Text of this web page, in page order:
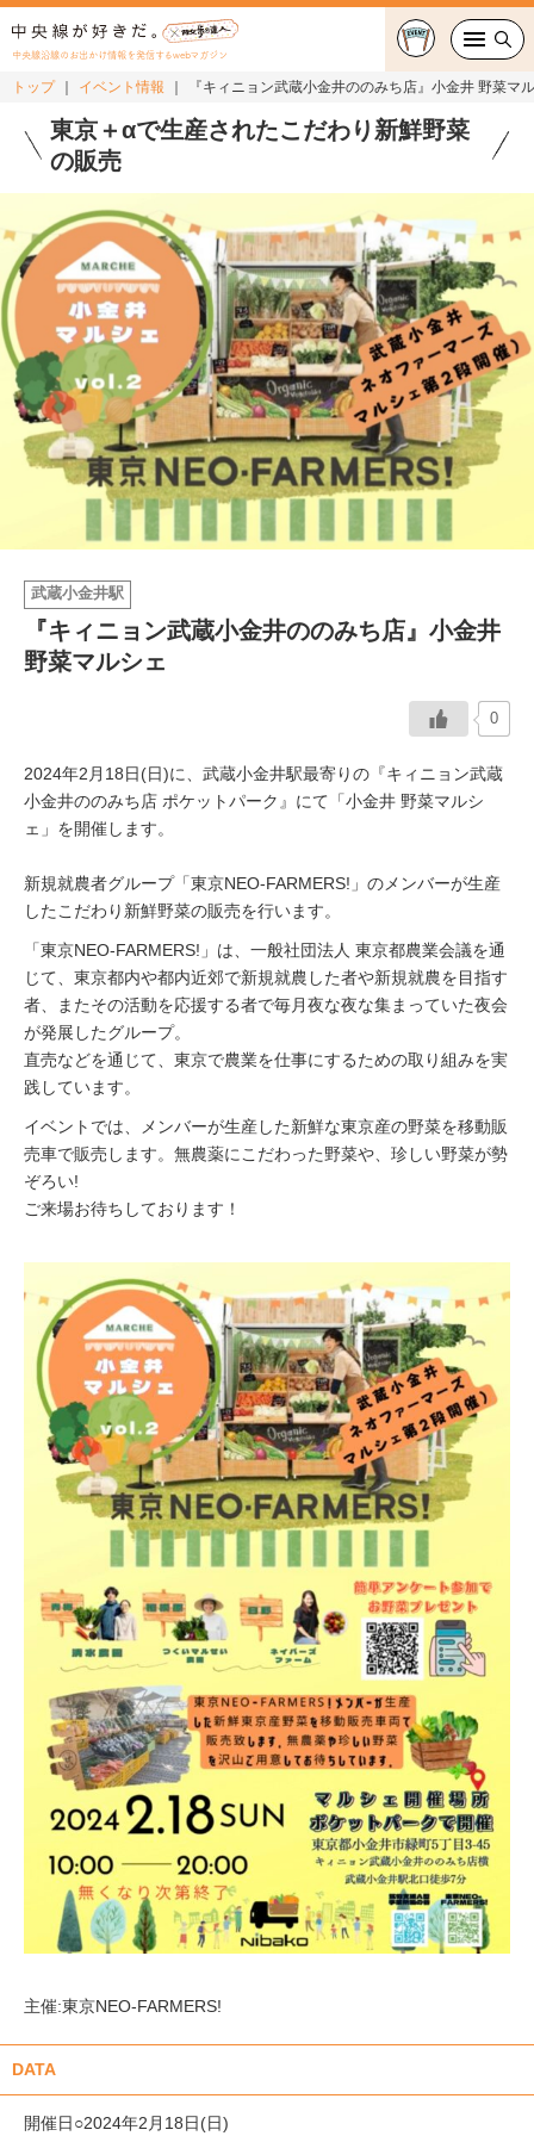
中央線沿線のお出かけ情報を発信するwebマガジン
グルメ・カフェ
おでかけ
ショッピング
中央線カルチャー
特集
連載
イベント情報
おしらせ
トップ イベント情報 『キィニョン武蔵小金井ののみち店』小金井 野菜マ
東京＋αで生産されたこだわり新鮮野菜
の販売
武蔵小金井駅
『キィニョン武蔵小金井ののみち店』小金井
野菜マルシェ
0
2024年2月18日(日)に、武蔵小金井駅最寄りの『キィニョン武蔵
小金井ののみち店 ポケットパーク』にて「小金井 野菜マルシ
ェ」を開催します。
新規就農者グループ「東京NEO-FARMERS!」のメンバーが生産
したこだわり新鮮野菜の販売を行います。
「東京NEO-FARMERS!」は、一般社団法人 東京都農業会議を通
じて、東京都内や都内近郊で新規就農した者や新規就農を目指す
者、またその活動を応援する者で毎月夜な夜な集まっていた夜会
が発展したグループ。
直売などを通じて、東京で農業を仕事にするための取り組みを実
践しています。
イベントでは、メンバーが生産した新鮮な東京産の野菜を移動販
売車で販売します。無農薬にこだわった野菜や、珍しい野菜が勢
ぞろい!
ご来場お待ちしております！
主催:東京NEO-FARMERS!
DATA
開催日○2024年2月18日(日)